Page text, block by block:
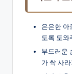
은은한 아
도록 도와
부드러운
가 싹 사